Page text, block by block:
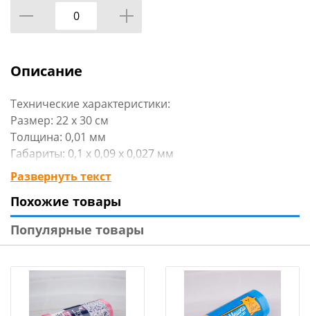
Описание
Технические характеристики:
Размер: 22 х 30 см
Толщина: 0,01 мм
Габариты: 0,1 х 0,09 х 0,027 мм
Вид упаковки: пакет с подвесом, стикер
Материал изделия: полиэтилен
Бренд: «Рыжий кот»
Страна-изготовитель: Россия
Развернуть текст
Похожие товары
Популярные товары